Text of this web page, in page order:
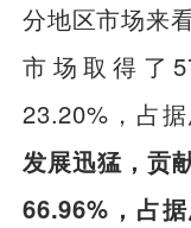
分地区市场来
市场取得了
23.20%，占
发展迅猛，贡
66.96%，占